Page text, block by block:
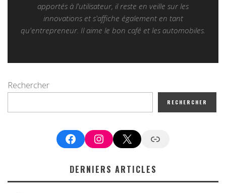
apportés à l'utilisateur, il reste en veille sur les
innovations et s'affiche également en tant
qu'entrepreneur. Il aime le bon café et les automobiles.
Rechercher
RECHERCHER
FacebookInstagram
X Google News
DERNIERS ARTICLES